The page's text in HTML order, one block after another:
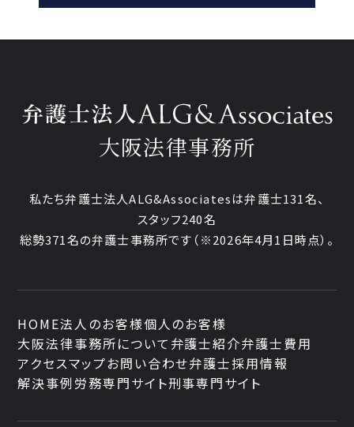
大阪法律事務所
私たち弁護士法人ALG&Associatesは弁護士131名、
スタッフ240名
総勢371名の弁護士事務所です （※2026年4月1日時点）。
HOME法人のお客様個人のお客様
大阪法律事務所について 弁護士紹介弁護士費用
アクセスマップお問い合わせ弁護士採用情報
解決事例労務専門サイト刑事専門サイト